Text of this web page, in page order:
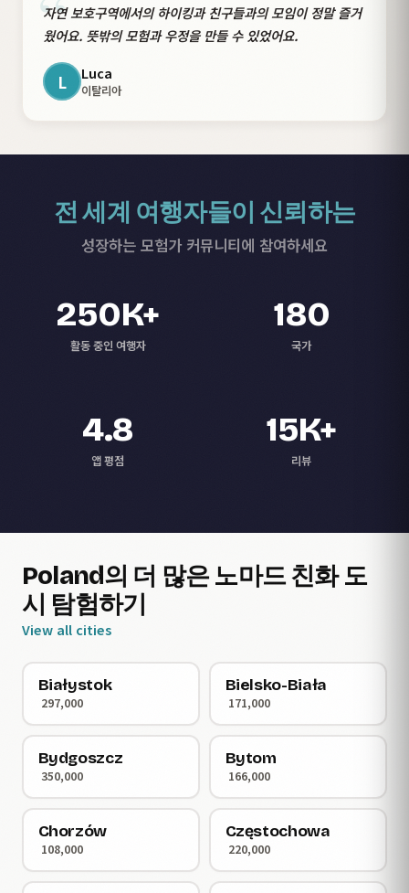
자연 보호구역에서의 하이킹과 친구들과의 모임이 정말 즐거
웠어요. 뜻밖의 모험과 우정을 만들 수 있었어요.
L Luca
이탈리아
전 세계 여행자들이 신뢰하는
성장하는 모험가 커뮤니티에 참여하세요
250K+
활동 중인 여행자
180
국가
4.8
앱 평점
15K+
리뷰
Poland의 더 많은 노마드 친화 도
시 탐험하기
View all cities
Białystok
297,000
Bielsko-Biała
171,000
Bydgoszcz
350,000
Bytom
166,000
Chorzów
108,000
Częstochowa
220,000